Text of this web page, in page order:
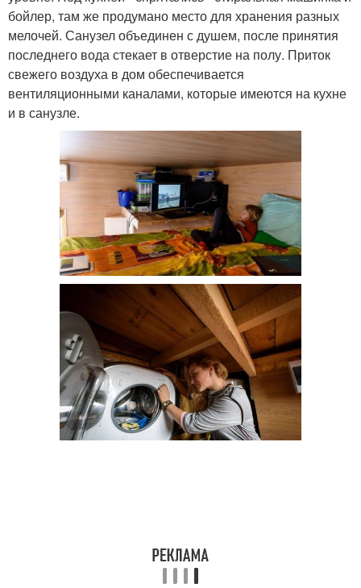
бойлер, там же продумано место для хранения разных
мелочей. Санузел объединен с душем, после принятия
последнего вода стекает в отверстие на полу. Приток
свежего воздуха в дом обеспечивается
вентиляционными каналами, которые имеются на кухне
и в санузле.